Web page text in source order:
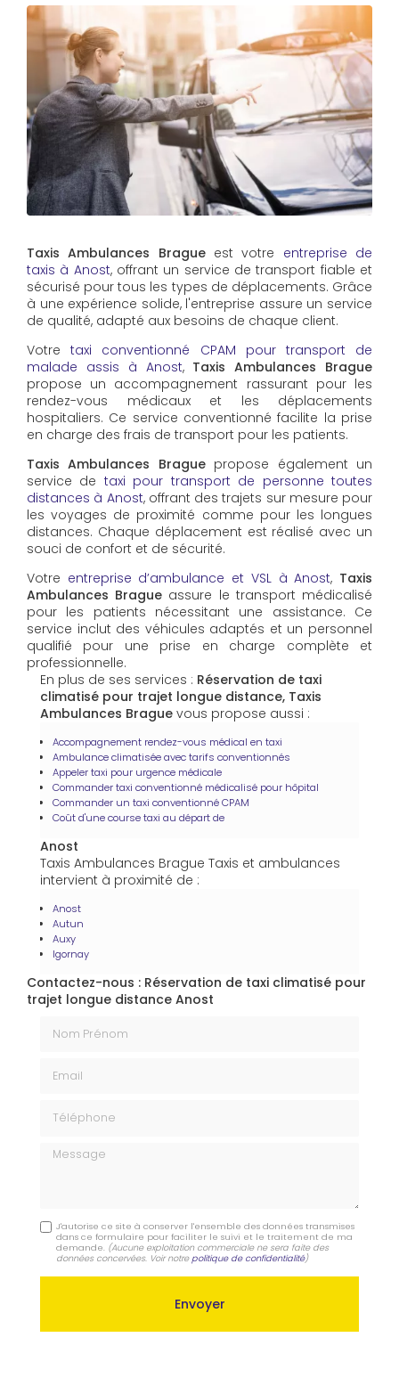
Taxis Ambulances Bragueest votre entreprise de
taxis à Anost, offrant un service de transport fiable et
sécurisé pour tous les types de déplacements. Grâce
à une expérience solide, l'entreprise assure un service
de qualité, adapté aux besoins de chaque client.
Votretaxi conventionné CPAM pour transport de
malade assis à Anost, Taxis Ambulances Brague
propose un accompagnement rassurant pour les
rendez-vous médicaux et les déplacements
hospitaliers. Ce service conventionné facilite la prise
en charge des frais de transport pour les patients.
Taxis Ambulances Braguepropose également un
service de taxi pour transport de personne toutes
distances à Anost, offrant des trajets sur mesure pour
les voyages de proximité comme pour les longues
distances. Chaque déplacement est réalisé avec un
souci de confort et de sécurité.
Votre entreprise d’ambulance et VSL à Anost, Taxis
Ambulances Brague assure le transport médicalisé
pour les patients nécessitant une assistance. Ce
service inclut des véhicules adaptés et un personnel
qualifié pour une prise en charge complète et
professionnelle.
En plus de ses services : Réservation de taxi
climatisé pour trajet longue distance, Taxis
Ambulances Brague vous propose aussi :
Accompagnement rendez-vous médical en taxi
Ambulance climatisée avec tarifs conventionnés
Appeler taxi pour urgence médicale
Commander taxi conventionné médicalisé pour hôpital
Commander un taxi conventionné CPAM
Coût d'une course taxi au départ de
Anost
Taxis Ambulances Brague Taxis et ambulances
intervient à proximité de :
Anost
Autun
Auxy
Igornay
Contactez-nous : Réservation de taxi climatisé pour
trajet longue distance Anost
Message
J'autorise ce site à conserver l'ensemble des données transmises
dans ce formulaire pour faciliter le suivi et le traitement de ma
demande. (Aucune exploitation commerciale ne sera faite des
données concervées. Voir notre politique de confidentialité)